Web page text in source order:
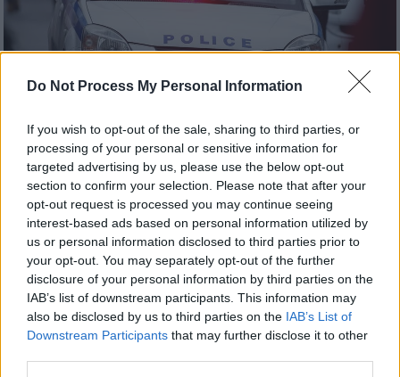
Do Not Process My Personal Information
If you wish to opt-out of the sale, sharing to third parties, or
processing of your personal or sensitive information for
targeted advertising by us, please use the below opt-out
section to confirm your selection. Please note that after your
opt-out request is processed you may continue seeing
interest-based ads based on personal information utilized by
us or personal information disclosed to third parties prior to
your opt-out. You may separately opt-out of the further
disclosure of your personal information by third parties on the
IAB’s list of downstream participants. This information may
also be disclosed by us to third parties on the IAB’s List of
Downstream Participants that may further disclose it to other
Προσθέστε το ΕΘΝΟΣ στη Google
Τρόμος στο Μενίδι, με έναν νεαρό να
επιτίθεται με μαχαίρι εναντίονδύο
καταστηματαρχώνσε κάβα της περιοχής, το
απόγευμα τουΜεγάλου Σαββάτου .
ΔΙΑΒΑΣΤΕ ΕΠΙΣΗΣ